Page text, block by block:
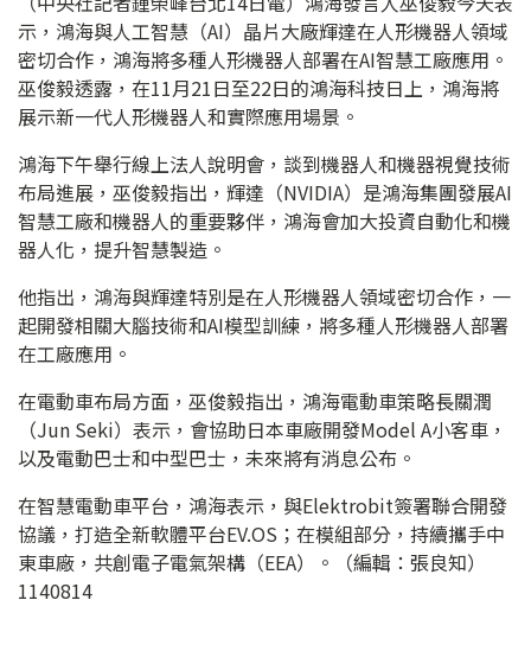
示，鴻海與人工智慧（AI）晶片大廠輝達在人形機器人領域
密切合作，鴻海將多種人形機器人部署在AI智慧工廠應用。
巫俊毅透露，在11月21日至22日的鴻海科技日上，鴻海將
展示新一代人形機器人和實際應用場景。
鴻海下午舉行線上法人說明會，談到機器人和機器視覺技術
布局進展，巫俊毅指出，輝達（NVIDIA）是鴻海集團發展AI
智慧工廠和機器人的重要夥伴，鴻海會加大投資自動化和機
器人化，提升智慧製造。
他指出，鴻海與輝達特別是在人形機器人領域密切合作，一
起開發相關大腦技術和AI模型訓練，將多種人形機器人部署
在工廠應用。
在電動車布局方面，巫俊毅指出，鴻海電動車策略長關潤
（Jun Seki）表示，會協助日本車廠開發Model A小客車，
以及電動巴士和中型巴士，未來將有消息公布。
在智慧電動車平台，鴻海表示，與Elektrobit簽署聯合開發
協議，打造全新軟體平台EV.OS；在模組部分，持續攜手中
東車廠，共創電子電氣架構（EEA）。（編輯：張良知）
1140814